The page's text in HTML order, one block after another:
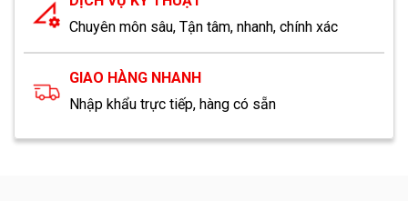
Chuyên môn sâu, Tận tâm, nhanh, chính xác
GIAO HÀNG NHANH
Nhập khẩu trực tiếp, hàng có sẵn